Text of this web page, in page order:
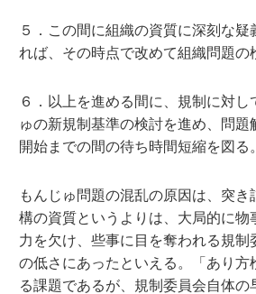
５．この間に組織の資質に深刻な疑
れば、その時点で改めて組織問題の
６．以上を進める間に、規制に対し
ゅの新規制基準の検討を進め、問題
開始までの間の待ち時間短縮を図る。
もんじゅ問題の混乱の原因は、突き
構の資質というよりは、大局的に物
力を欠け、些事に目を奪われる規制
の低さにあったといえる。「あり方
る課題であるが、規制委員会自体の